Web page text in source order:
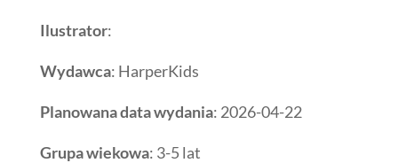
Ilustrator:
Wydawca: HarperKids
Planowana data wydania: 2026-04-22
Grupa wiekowa: 3-5 lat